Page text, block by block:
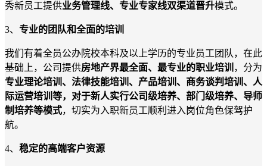
秀新员工提供业务管理线、专业专家线双渠道晋升模式。
3、 专业的团队和全面的培训
我们有着全员公办院校本科及以上学历的专业员工团队，在此
基础上，公司提供房地产界最全面、最专业的职业培训 ，分为
专业理论培训 、 法律技能培训 、 产品培训、商务谈判培训、人
际运营培训等， 对于新人实行公司级培养、部门级培养、导师
制培养等模式， 切实为入职新员工顺利进入岗位角色保驾护
航。
4、 稳定的高端客户资源